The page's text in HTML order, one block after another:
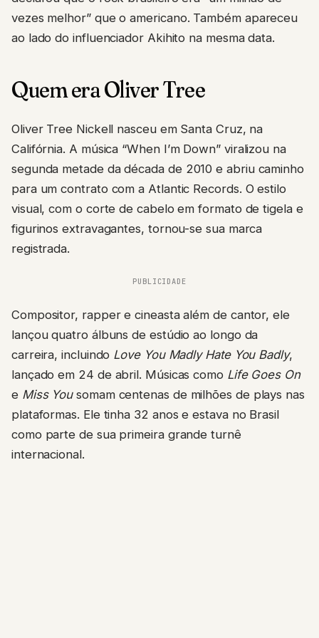
vezes melhor” que o americano. Também apareceu
ao lado do influenciador Akihito na mesma data.
Quem era Oliver Tree
Oliver Tree Nickell nasceu em Santa Cruz, na
Califórnia. A música “When I’m Down” viralizou na
segunda metade da década de 2010 e abriu caminho
para um contrato com a Atlantic Records. O estilo
visual, com o corte de cabelo em formato de tigela e
figurinos extravagantes, tornou-se sua marca
registrada.
PUBLICIDADE
Compositor, rapper e cineasta além de cantor, ele
lançou quatro álbuns de estúdio ao longo da
carreira, incluindo Love You Madly Hate You Badly,
lançado em 24 de abril. Músicas como Life Goes On
e Miss Yousomam centenas de milhões de plays nas
plataformas. Ele tinha 32 anos e estava no Brasil
como parte de sua primeira grande turnê
internacional.